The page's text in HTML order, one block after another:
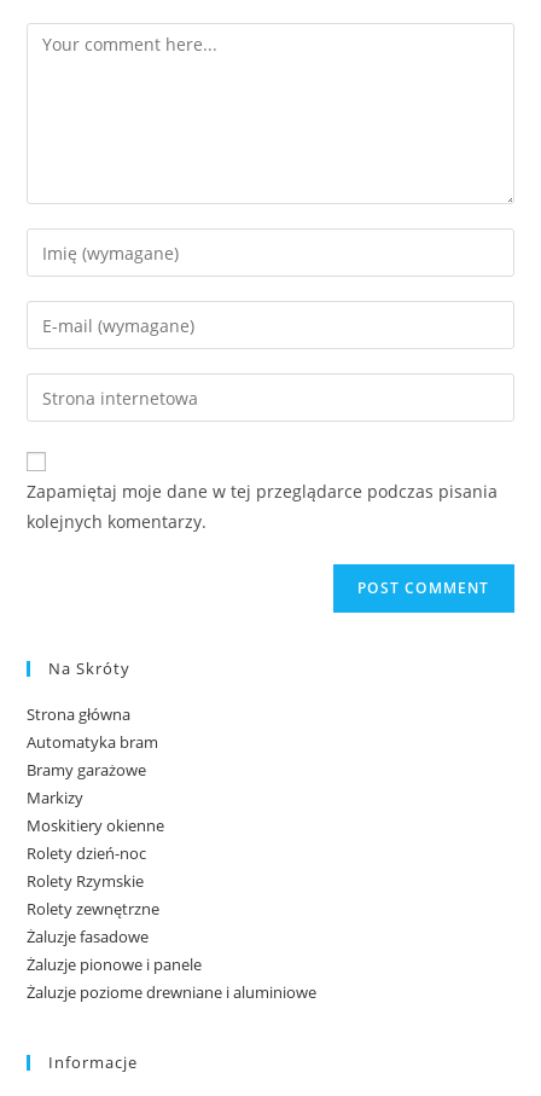
Zapamiętaj moje dane w tej przeglądarce podczas pisania
kolejnych komentarzy.
Na Skróty
Strona główna
Automatyka bram
Bramy garażowe
Markizy
Moskitiery okienne
Rolety dzień-noc
Rolety Rzymskie
Rolety zewnętrzne
Żaluzje fasadowe
Żaluzje pionowe i panele
Żaluzje poziome drewniane i aluminiowe
Informacje